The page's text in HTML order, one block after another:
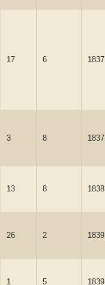
17 6 1837
3 8 1837
13 8 1838
26 2 1839
1 5 1839